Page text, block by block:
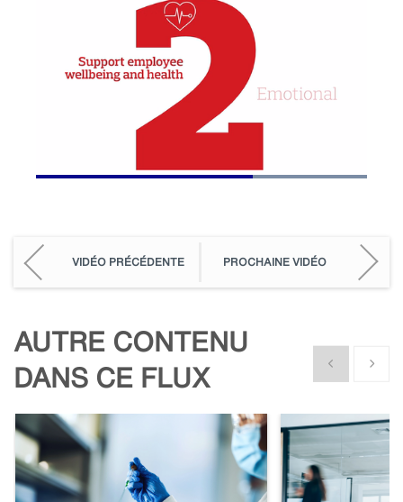
Loaded:
VIDÉO PRÉCÉDENTE PROCHAINE VIDÉO
AUTRE CONTENU
DANS CE FLUX
Show previous
Show